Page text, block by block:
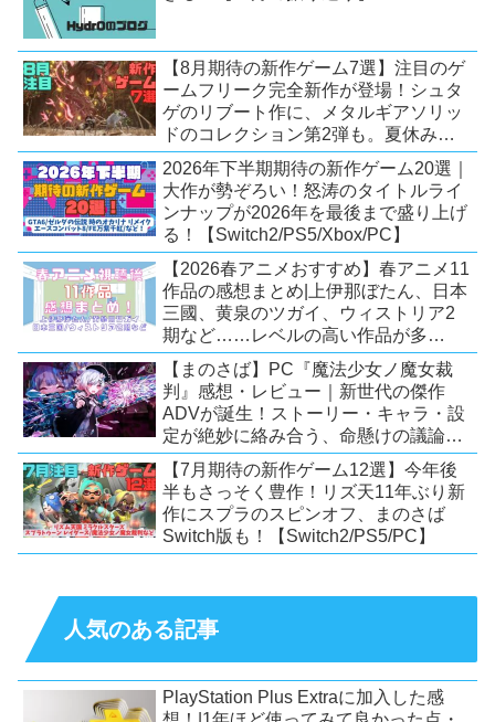
【8月期待の新作ゲーム7選】注目のゲ
ームフリーク完全新作が登場！シュタ
ゲのリブート作に、メタルギアソリッ
ドのコレクション第2弾も。夏休みを
盛り上げるタイトル大集合！
【Switch2/PS5/PC】
2026年下半期期待の新作ゲーム20選｜
大作が勢ぞろい！怒涛のタイトルライ
ンナップが2026年を最後まで盛り上げ
る！【Switch2/PS5/Xbox/PC】
【2026春アニメおすすめ】春アニメ11
作品の感想まとめ|上伊那ぼたん、日本
三國、黄泉のツガイ、ウィストリア2
期など……レベルの高い作品が多
い！？
【まのさば】PC『魔法少女ノ魔女裁
判』感想・レビュー｜新世代の傑作
ADVが誕生！ストーリー・キャラ・設
定が絶妙に絡み合う、命懸けの議論ミ
ステリー【PC/Switch】
【7月期待の新作ゲーム12選】今年後
半もさっそく豊作！リズ天11年ぶり新
作にスプラのスピンオフ、まのさば
Switch版も！【Switch2/PS5/PC】
人気のある記事
PlayStation Plus Extraに加入した感